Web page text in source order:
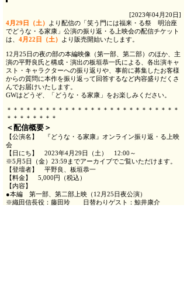
[2023年04月20日]
4月29日（土）
より配信の「笑う門には福来・る祭 明治座
でどうな・る家康」公演の振り返・る上映会の配信チケット
は、 4月22日（土） より販売開始いたします。
12月25日の夜の部の本編映像（第一部、第二部）のほか、主
演の平野良氏と構成・演出の板垣恭一氏による、各出演キャ
スト・キャラクターへの振り返りや、事前に募集したお客様
からの質問に本作を振り返って回答するなど内容盛りだくさ
んでお届けいたします。
GWはどうぞ、「どうな・る家康」をお楽しみください。
＊＊＊＊＊＊＊＊＊＊＊＊＊＊＊＊＊＊＊＊＊＊＊＊＊＊＊
＊＊＊＊＊＊＊＊
＜配信概要＞
【公演名】 『どうな・る家康』オンライン振り返・る上映
会
【日にち】 2023年4月29日（土） 12:00～
※5月5日（金）23:59までアーカイブでご覧いただけます。
【登壇者】 平野良、板垣恭一
【料金】 5,000円（税込）
【内容】
●本編 第一部、第二部上映（12月25日夜公演）
※織田信長役：藤田玲 日替わりゲスト：鯨井康介